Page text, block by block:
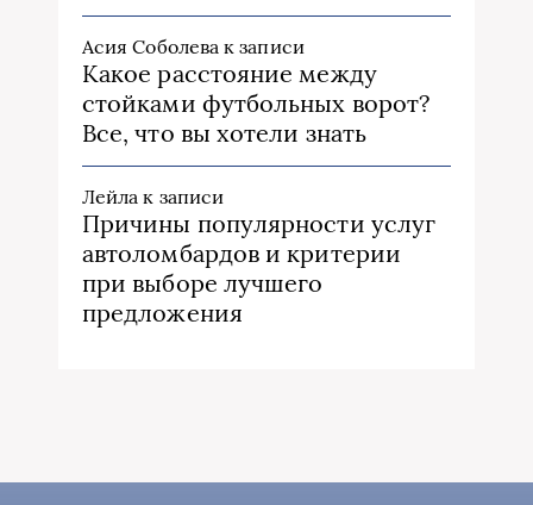
Асия Соболева к записи
Какое расстояние между
стойками футбольных ворот?
Все, что вы хотели знать
Лейла к записи
Причины популярности услуг
автоломбардов и критерии
при выборе лучшего
предложения